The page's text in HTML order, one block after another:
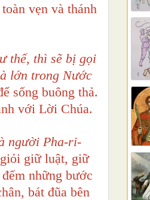
vẹn và thánh
thế, thì sẽ bị gọi
lớn trong Nước
sống buông thả.
với Lời Chúa.
người Pha-ri-
giữ luật, giữ
những bước
bát đũa bên